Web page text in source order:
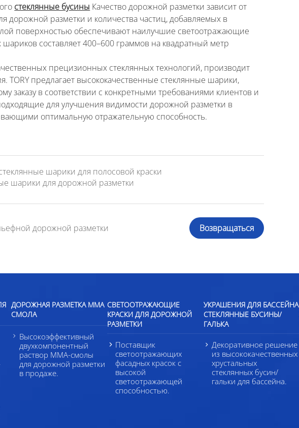
стеклянные бусины Качество дорожной разметки зависит от
дорожной разметки и количества частиц, добавляемых в
поверхностью обеспечивают наилучшие светоотражающие
составляет 400–600 граммов на квадратный метр
прецизионных стеклянных технологий, производит
предлагает высококачественные стеклянные шарики,
заказу в соответствии с конкретными требованиями клиентов и
для улучшения видимости дорожной разметки в
оптимальную отражательную способность.
шарики для полосовой краски
шарики для дорожной разметки
дорожной разметки Возвращаться
ДОРОЖНАЯ РАЗМЕТКА ММА
СМОЛА
Высокоэффективный
двухкомпонентный
раствор ММА-смолы
для дорожной разметки
в продаже.
СВЕТООТРАЖАЮЩИЕ
КРАСКИ ДЛЯ ДОРОЖНОЙ
РАЗМЕТКИ
Поставщик
светоотражающих
фасадных красок с
высокой
светоотражающей
способностью.
УКРАШЕНИЯ ДЛЯ БАССЕЙНА
СТЕКЛЯННЫЕ БУСИНЫ/
ГАЛЬКА
Декоративное решение
из высококачественных
хрустальных
стеклянных бусин/
гальки для бассейна.